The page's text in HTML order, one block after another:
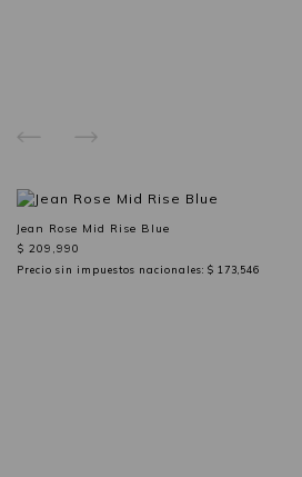
Jean Rose Mid Rise Blue
$ 209,990
Precio sin impuestos nacionales: $ 173,546